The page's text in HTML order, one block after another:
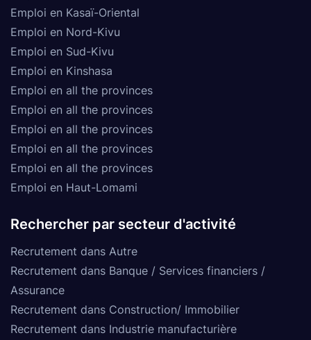
Emploi en Kasaï-Oriental
Emploi en Nord-Kivu
Emploi en Sud-Kivu
Emploi en Kinshasa
Emploi en all the provinces
Emploi en all the provinces
Emploi en all the provinces
Emploi en all the provinces
Emploi en all the provinces
Emploi en Haut-Lomami
Rechercher par secteur d'activité
Recrutement dans Autre
Recrutement dans Banque / Services financiers /
Assurance
Recrutement dans Construction/ Immobilier
Recrutement dans Industrie manufacturière